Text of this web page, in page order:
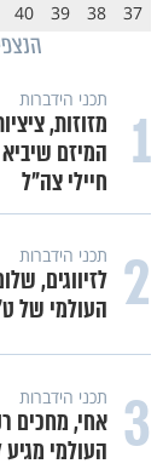
37
38
39
40
1 תכני הידברות
מזוזות,
המיזם
חיילי צה"ל
2 תכני הידברות
לזיווגים,
העולמי של
3 תכני הידברות
אחי, מחכים
העולמי